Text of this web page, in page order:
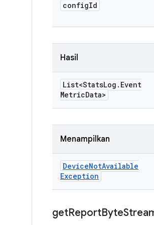
configId
Hasil
List<StatsLog . Event
MetricData>
Menampilkan
DeviceNotAvailable
Exception
getReportByte